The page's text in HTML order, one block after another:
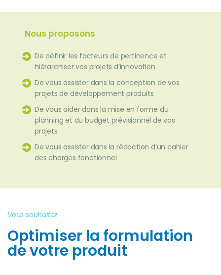
Nous proposons
De définir les facteurs de pertinence et
hiérarchiser vos projets d’innovation
De vous assister dans la conception de vos
projets de développement produits
De vous aider dans la mise en forme du
planning et du budget prévisionnel de vos
projets
De vous assister dans la rédaction d’un cahier
des charges fonctionnel
Vous souhaitez
Optimiser la formulation
de votre produit